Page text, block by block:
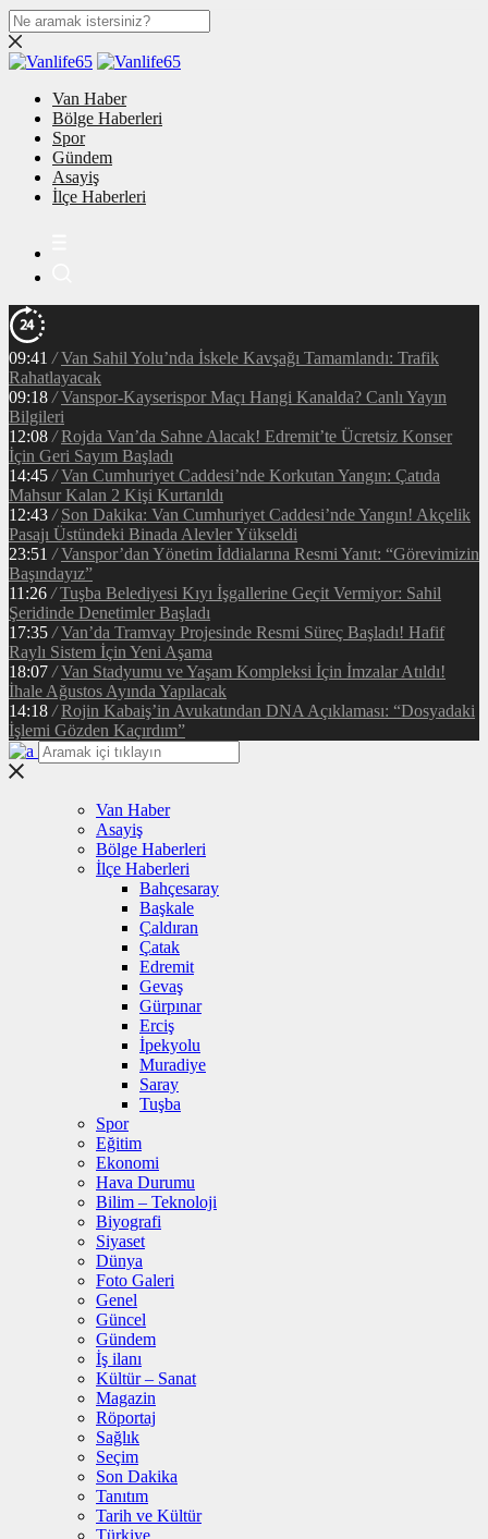
Van Haber
Bölge Haberleri
Spor
Gündem
Asayiş
İlçe Haberleri
09:41 / Van Sahil Yolu’nda İskele Kavşağı Tamamlandı: Trafik
Rahatlayacak
09:18 / Vanspor-Kayserispor Maçı Hangi Kanalda? Canlı Yayın
Bilgileri
12:08 / Rojda Van’da Sahne Alacak! Edremit’te Ücretsiz Konser
İçin Geri Sayım Başladı
14:45 / Van Cumhuriyet Caddesi’nde Korkutan Yangın: Çatıda
Mahsur Kalan 2 Kişi Kurtarıldı
12:43 / Son Dakika: Van Cumhuriyet Caddesi’nde Yangın! Akçelik
Pasajı Üstündeki Binada Alevler Yükseldi
23:51 / Vanspor’dan Yönetim İddialarına Resmi Yanıt: “Görevimizin
Başındayız”
11:26 / Tuşba Belediyesi Kıyı İşgallerine Geçit Vermiyor: Sahil
Şeridinde Denetimler Başladı
17:35 / Van’da Tramvay Projesinde Resmi Süreç Başladı! Hafif
Raylı Sistem İçin Yeni Aşama
18:07 / Van Stadyumu ve Yaşam Kompleksi İçin İmzalar Atıldı!
İhale Ağustos Ayında Yapılacak
14:18 / Rojin Kabaiş’in Avukatından DNA Açıklaması: “Dosyadaki
İşlemi Gözden Kaçırdım”
Van Haber
Asayiş
Bölge Haberleri
İlçe Haberleri
Bahçesaray
Başkale
Çaldıran
Çatak
Edremit
Gevaş
Gürpınar
Erciş
İpekyolu
Muradiye
Saray
Tuşba
Spor
Eğitim
Ekonomi
Hava Durumu
Bilim – Teknoloji
Biyografi
Siyaset
Dünya
Foto Galeri
Genel
Güncel
Gündem
İş ilanı
Kültür – Sanat
Magazin
Röportaj
Sağlık
Seçim
Son Dakika
Tanıtım
Tarih ve Kültür
Türkiye